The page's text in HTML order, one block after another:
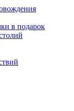
в подарок